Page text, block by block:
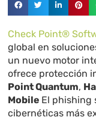
Check Point®
global en
un nuevo motor
ofrece protección
Point Quantum,
Mobile El phishing
cibernéticas más